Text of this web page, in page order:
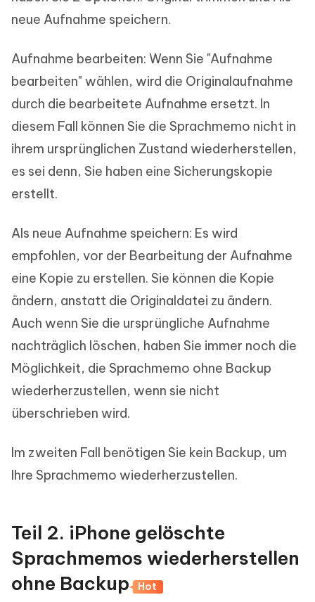
neue Aufnahme speichern.
Aufnahme bearbeiten: Wenn Sie "Aufnahme
bearbeiten" wählen, wird die Originalaufnahme
durch die bearbeitete Aufnahme ersetzt. In
diesem Fall können Sie die Sprachmemo nicht in
ihrem ursprünglichen Zustand wiederherstellen,
es sei denn, Sie haben eine Sicherungskopie
erstellt.
Als neue Aufnahme speichern: Es wird
empfohlen, vor der Bearbeitung der Aufnahme
eine Kopie zu erstellen. Sie können die Kopie
ändern, anstatt die Originaldatei zu ändern.
Auch wenn Sie die ursprüngliche Aufnahme
nachträglich löschen, haben Sie immer noch die
Möglichkeit, die Sprachmemo ohne Backup
wiederherzustellen, wenn sie nicht
überschrieben wird.
Im zweiten Fall benötigen Sie kein Backup, um
Ihre Sprachmemo wiederherzustellen.
Teil 2. iPhone gelöschte
Sprachmemos wiederherstellen
ohne Backup
Hot